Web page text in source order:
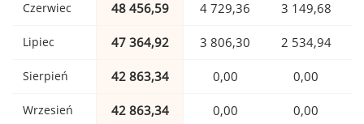
Czerwiec 48 456,59 4 729,36 3 149,68
Lipiec 47 364,92 3 806,30 2 534,94
Sierpień 42 863,34 0,00 0,00
Wrzesień 42 863,34 0,00 0,00